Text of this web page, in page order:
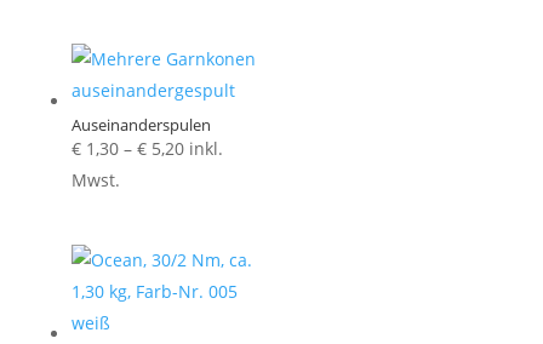
Auseinanderspulen
€1,30 – €5,20Preisspanne:
inkl.
Mwst.